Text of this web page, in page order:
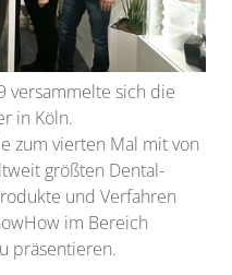
versammelte sich die
in Köln.
zum vierten Mal mit von
größten Dental-
und Verfahren
im Bereich
präsentieren.